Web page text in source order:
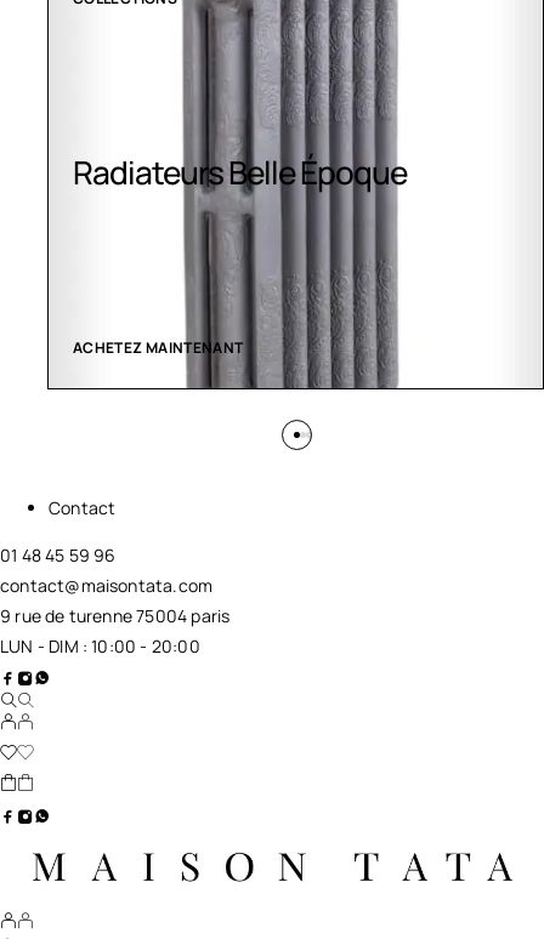
Radiateurs Belle Époque
ACHETEZ MAINTENANT
Contact
01 48 45 59 96
contact@maisontata.com
9 rue de turenne 75004 paris
LUN - DIM : 10:00 - 20:00